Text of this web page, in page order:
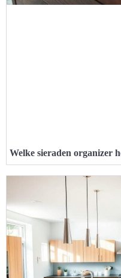
Welke sieraden organizer